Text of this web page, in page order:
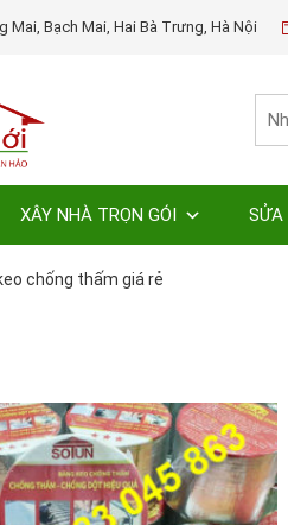
Mai, Bạch Mai, Hai Bà Trưng, Hà Nội
XÂY NHÀ TRỌN GÓI SỬA
chống thấm giá rẻ